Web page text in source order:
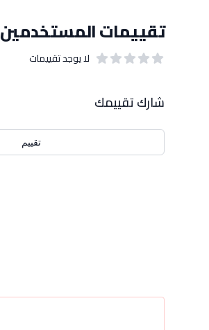
تقييمات المستخدمين
لا يوجد تقييمات
شارك تقييمك
تقييم